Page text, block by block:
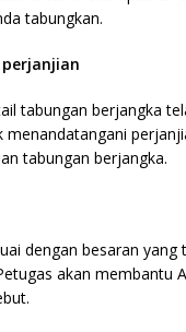
tabungkan.
tabungan berjangka
menandatangani
tabungan berjangka.
dengan besaran yang
akan membantu